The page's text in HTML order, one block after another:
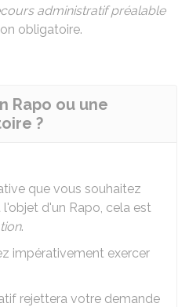
administratif préalable
obligatoire.
Rapo ou une
?
que vous souhaitez
d'un Rapo, cela est
.
impérativement exercer
rejettera votre demande